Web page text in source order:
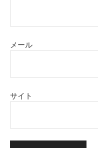
メール
サイト